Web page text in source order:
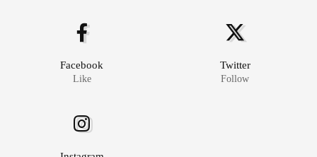
Facebook
Like
Twitter
Follow